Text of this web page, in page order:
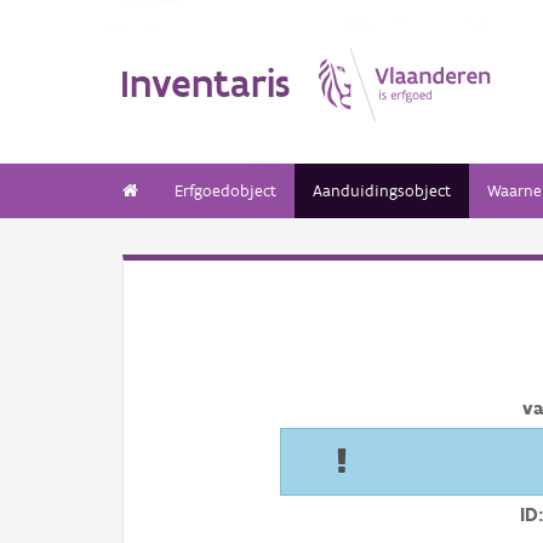
Inventaris
Erfgoedobject Aanduidingsobject
ID